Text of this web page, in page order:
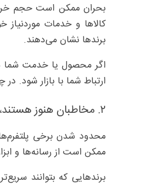
بحران ممکن است حجم
کالاها و خدمات
برندها نشان می‌دهند.
اگر محصول یا خدمت شما
ارتباط شما با بازار شود.
۲. مخاطبان هنوز هستند، فقط جای آن‌ها عوض شده است
محدود شدن برخی
ممکن است از رسانه‌ها و
برندهایی که بتوانند